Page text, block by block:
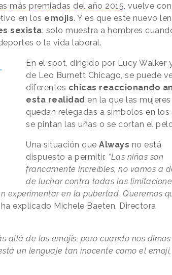
más premiadas del año 2015, vuelve
en los emojis. Y es que este nuevo
sexista: solo muestra a hombres
o la vida laboral.
En el spot, dirigido por Lucy Walker
de Leo Burnett Chicago, se puede
diferentes chicas reaccionando
esta realidad en la que las mujeres
quedan relegadas a símbolos en los
se pintan las uñas o se cortan el
Una situación que Always no está
dispuesto a permitir. “Las niñas son
francamente increíbles, no vamos a
de luchar contra todas las
experimentar en la pubertad. Queremos
ha explicado Michele Baeten, Directora
allá de los emojis, pero cuando nos dimos
un lenguaje tan inocente como el emoji,